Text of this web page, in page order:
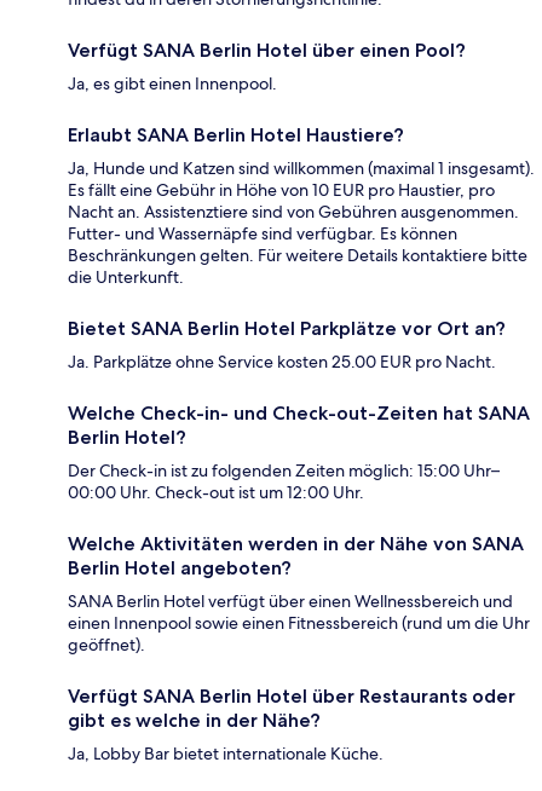
Verfügt SANA Berlin Hotel über einen Pool?
Ja, es gibt einen Innenpool.
Erlaubt SANA Berlin Hotel Haustiere?
Ja, Hunde und Katzen sind willkommen (maximal 1 insgesamt).
Es fällt eine Gebühr in Höhe von 10 EUR pro Haustier, pro
Nacht an. Assistenztiere sind von Gebühren ausgenommen.
Futter- und Wassernäpfe sind verfügbar. Es können
Beschränkungen gelten. Für weitere Details kontaktiere bitte
die Unterkunft.
Bietet SANA Berlin Hotel Parkplätze vor Ort an?
Ja. Parkplätze ohne Service kosten 25.00 EUR pro Nacht.
Welche Check-in- und Check-out-Zeiten hat SANA
Berlin Hotel?
Der Check-in ist zu folgenden Zeiten möglich: 15:00 Uhr–
00:00 Uhr. Check-out ist um 12:00 Uhr.
Welche Aktivitäten werden in der Nähe von SANA
Berlin Hotel angeboten?
SANA Berlin Hotel verfügt über einen Wellnessbereich und
einen Innenpool sowie einen Fitnessbereich (rund um die Uhr
geöffnet).
Verfügt SANA Berlin Hotel über Restaurants oder
gibt es welche in der Nähe?
Ja, Lobby Bar bietet internationale Küche.